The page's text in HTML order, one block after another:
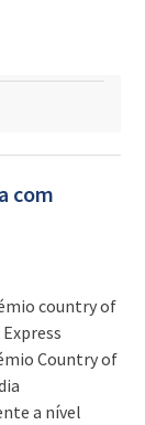
com
country of
Country of
a nível